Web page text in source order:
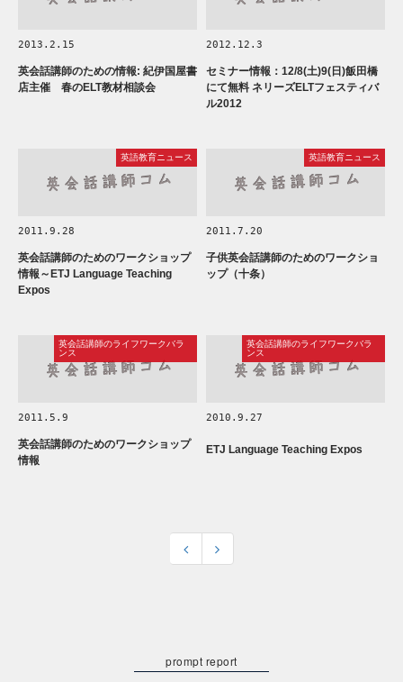
2013.2.15
英会話講師のための情報: 紀伊国屋書
店主催 春のELT教材相談会
2012.12.3
セミナー情報：12/8(土)9(日)飯田橋
にて無料 ネリーズELTフェスティバ
ル2012
英語教育ニュース
2011.9.28
英会話講師のためのワークショップ
情報～ETJ Language Teaching
Expos
英語教育ニュース
2011.7.20
子供英会話講師のためのワークショ
ップ（十条）
英会話講師のライフワークバラ
ンス
2011.5.9
英会話講師のためのワークショップ
情報
英会話講師のライフワークバラ
ンス
2010.9.27
ETJ Language Teaching Expos